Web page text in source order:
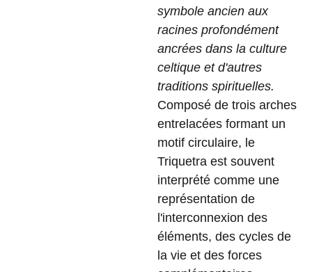
symbole ancien aux
racines profondément
ancrées dans la culture
celtique et d'autres
traditions spirituelles.
Composé de trois arches
entrelacées formant un
motif circulaire, le
Triquetra est souvent
interprété comme une
représentation de
l'interconnexion des
éléments, des cycles de
la vie et des forces